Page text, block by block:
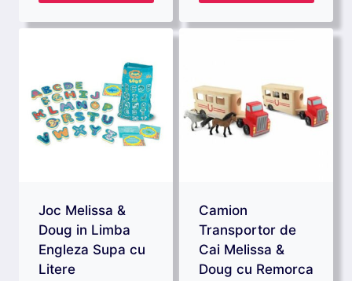
Joc Melissa &
Doug in Limba
Engleza Supa cu
Litere
Camion
Transportor de
Cai Melissa &
Doug cu Remorca